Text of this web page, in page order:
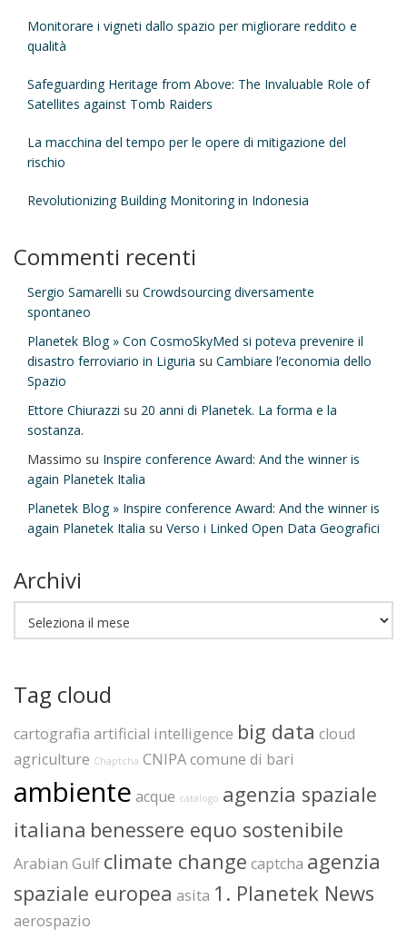
Monitorare i vigneti dallo spazio per migliorare reddito e
qualità
Safeguarding Heritage from Above: The Invaluable Role of
Satellites against Tomb Raiders
La macchina del tempo per le opere di mitigazione del
rischio
Revolutionizing Building Monitoring in Indonesia
Commenti recenti
Sergio Samarelli su Crowdsourcing diversamente
spontaneo
Planetek Blog » Con CosmoSkyMed si poteva prevenire il
disastro ferroviario in Liguria su Cambiare l’economia dello
Spazio
Ettore Chiurazzi su 20 anni di Planetek. La forma e la
sostanza.
Massimo su Inspire conference Award: And the winner is
again Planetek Italia
Planetek Blog » Inspire conference Award: And the winner is
again Planetek Italia su Verso i Linked Open Data Geografici
Archivi
Tag cloud
cartografia artificial intelligence big data cloud
agriculture Chaptcha CNIPAcomune di bari
ambiente acque catalogo agenzia spaziale
italiana benessere equo sostenibile
Arabian Gulf climate change captcha agenzia
spaziale europea asita 1. Planetek News
aerospazio